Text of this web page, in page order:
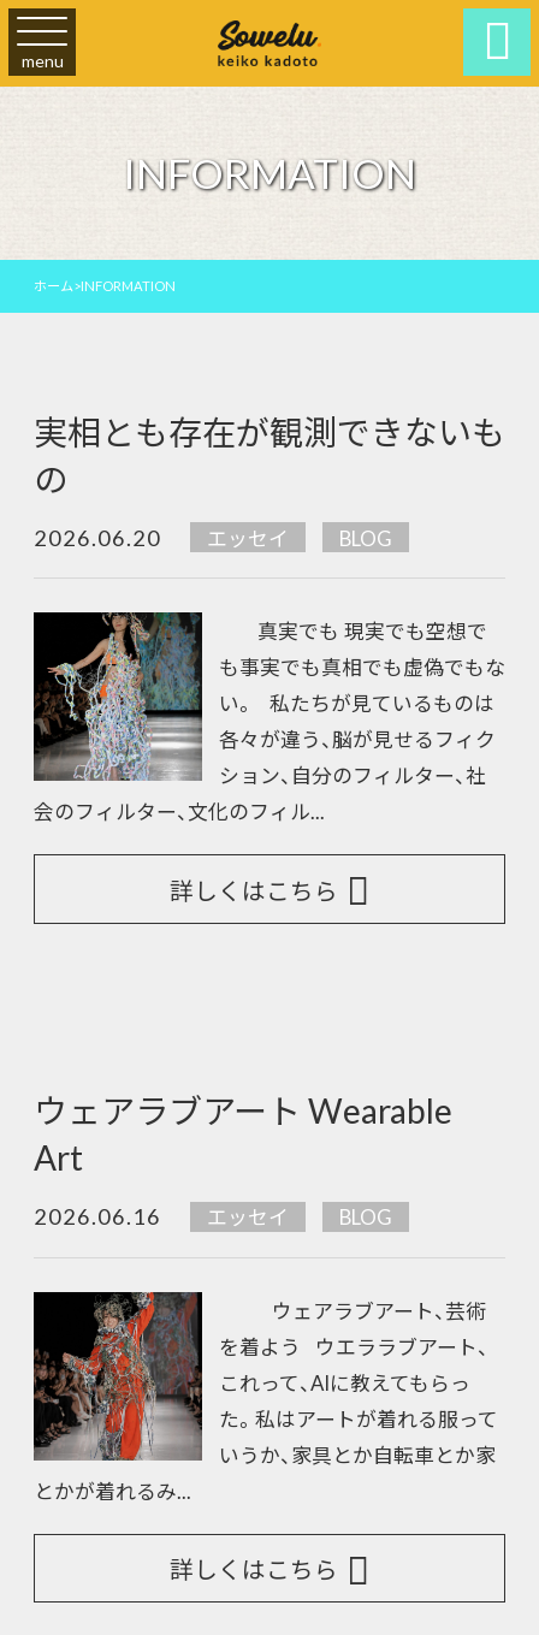
menu 
INFORMATION
ホーム>INFORMATION
実相とも存在が観測できないも
の
2026.06.20 エッセイ BLOG
真実でも 現実でも空想で
も事実でも真相でも虚偽でもな
い。 私たちが見ているものは
各々が違う、脳が見せるフィク
ション、自分のフィルター、社
会のフィルター、文化のフィル...
詳しくはこちら
ウェアラブアート Wearable
Art
2026.06.16 エッセイ BLOG
ウェアラブアート、芸術
を着よう ウエララブアート、
これって、AIに教えてもらっ
た。私はアートが着れる服って
いうか、家具とか自転車とか家
とかが着れるみ...
詳しくはこちら